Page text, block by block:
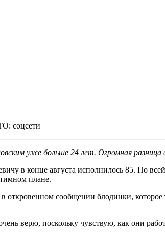
соцсети
уже больше 24 лет. Огромная
в конце августа исполнилось 85. По
плане.
сообщении блодинки,
верю, поскольку чувствую, как они